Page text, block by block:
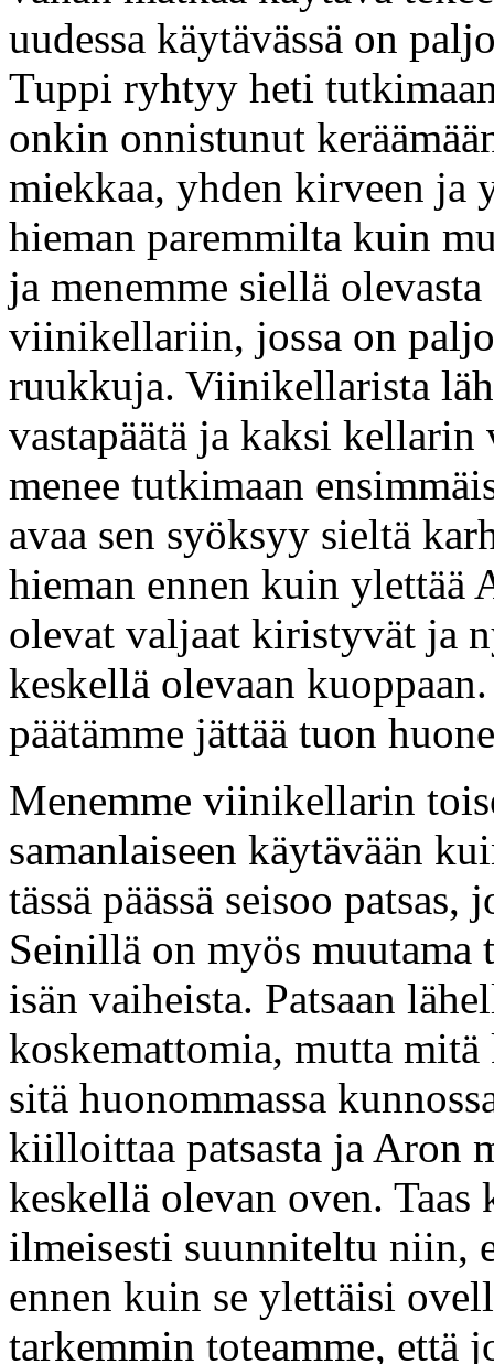
uudessa käytävässä on
Tuppi ryhtyy heti
onkin onnistunut
miekkaa, yhden kirveen ja
hieman paremmilta kuin
ja menemme siellä
viinikellariin, jossa on
ruukkuja. Viinikellarista
vastapäätä ja kaksi
menee tutkimaan
avaa sen syöksyy sieltä
hieman ennen kuin ylettää
olevat valjaat kiristyvät ja
keskellä olevaan
päätämme jättää tuon
Menemme viinikellarin
samanlaiseen käytävään
tässä päässä seisoo
Seinillä on myös muutama
isän vaiheista. Patsaan
koskemattomia, mutta mitä
sitä huonommassa
kiilloittaa patsasta ja Aron
keskellä olevan oven.
ilmeisesti suunniteltu niin,
ennen kuin se ylettäisi
tarkemmin toteamme, että